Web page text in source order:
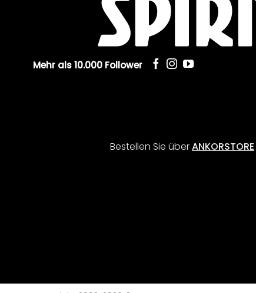
Mehr als 10.000 Follower
Bestellen Sie überANKORSTORE